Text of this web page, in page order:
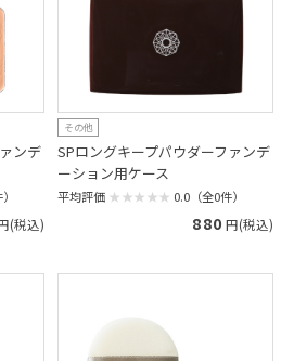
ンデ
(税込)
その他
SPロングキープパウダーファンデ
ーション用ケース
平均評価 0.0（全0件）
880 円(税込)